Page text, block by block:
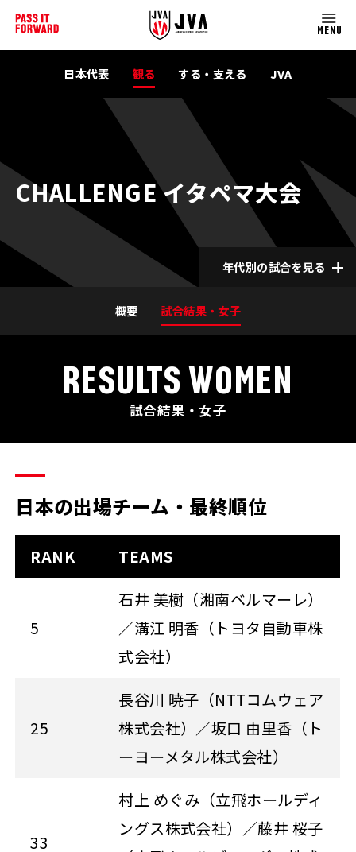
MENU
日本代表 観る する・支える JVA
CHALLENGE イタペマ大会
年代別の試合を見る
概要 試合結果・女子
RESULTS WOMEN
試合結果・女子
日本の出場チーム・最終順位
RANK TEAMS
5
石井 美樹（湘南ベルマーレ）
／溝江 明香（トヨタ自動車株
式会社）
25
長谷川 暁子（NTTコムウェア
株式会社）／坂口 由里香（ト
ーヨーメタル株式会社）
33
村上 めぐみ（立飛ホールディ
ングス株式会社）／藤井 桜子